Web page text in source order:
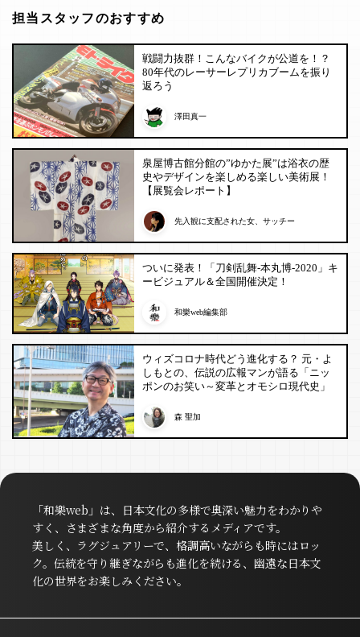
担当スタッフのおすすめ
戦闘力抜群！こんなバイクが公道を！？
80年代のレーサーレプリカブームを振り
返ろう
澤田真一
泉屋博古館分館の”ゆかた展”は浴衣の歴
史やデザインを楽しめる楽しい美術展！
【展覧会レポート】
先入観に支配された女、サッチー
ついに発表！「刀剣乱舞-本丸博-2020」キ
ービジュアル＆全国開催決定！
和樂web編集部
ウィズコロナ時代どう進化する？ 元・よ
しもとの、伝説の広報マンが語る「ニッ
ポンのお笑い～変革とオモシロ現代史」
森 聖加
「和樂web」は、日本文化の多様で奥深い魅力をわかりや
すく、さまざまな角度から紹介するメディアです。
美しく、ラグジュアリーで、格調高いながらも時にはロッ
ク。伝統を守り継ぎながらも進化を続ける、幽遠な日本文
化の世界をお楽しみください。